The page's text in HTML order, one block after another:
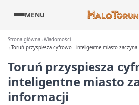
MENU
Strona główna Wiadomości
Toruń przyspiesza cyfrowo - inteligentne miasto
Toruń przyspiesza
inteligentne miasto
informacji